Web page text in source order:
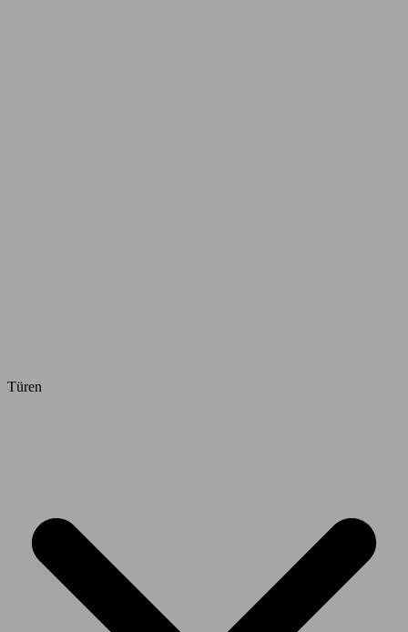
Türen